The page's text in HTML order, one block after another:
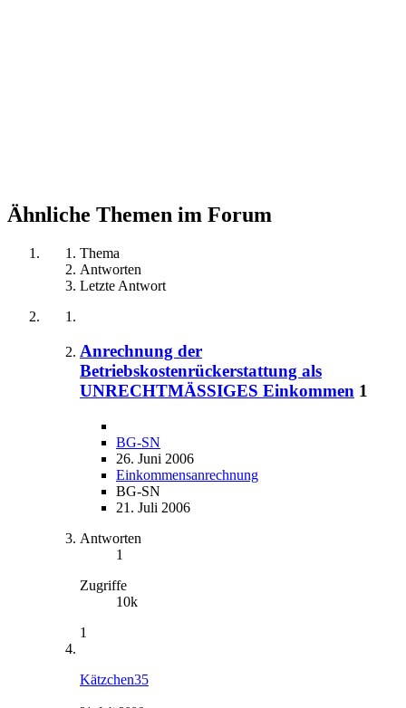
Ähnliche Themen im Forum
Thema
Antworten
Letzte Antwort
Anrechnung der
Betriebskostenrückerstattung als
UNRECHTMÄSSIGES Einkommen 1
BG-SN
26. Juni 2006
Einkommensanrechnung
BG-SN
21. Juli 2006
Antworten
1
Zugriffe
10k
1
Kätzchen35